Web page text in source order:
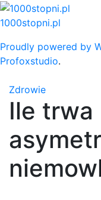
Skip
to
1000stopni.pl
Proudly powered by
Profoxstudio.
Zdrowie
Ile trwa